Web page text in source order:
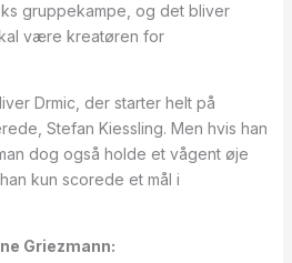
gruppekampe, og det bliver
være kreatøren for
Drmic, der starter helt på
Stefan Kiessling. Men hvis han
dog også holde et vågent øje
kun scorede et mål i
Griezmann: